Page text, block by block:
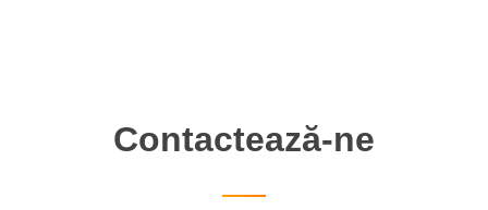
Contactează-ne